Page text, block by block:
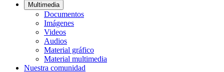
Multimedia
Documentos
Imágenes
Videos
Audios
Material gráfico
Material multimedia
Nuestra comunidad